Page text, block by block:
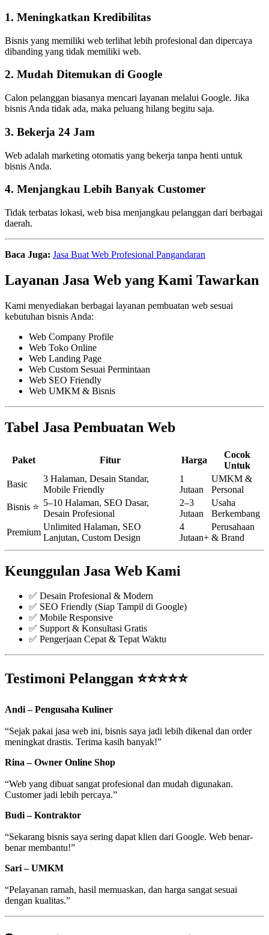
1. Meningkatkan Kredibilitas
Bisnis yang memiliki web terlihat lebih profesional dan dipercaya
dibanding yang tidak memiliki web.
2. Mudah Ditemukan di Google
Calon pelanggan biasanya mencari layanan melalui Google. Jika
bisnis Anda tidak ada, maka peluang hilang begitu saja.
3. Bekerja 24 Jam
Web adalah marketing otomatis yang bekerja tanpa henti untuk
bisnis Anda.
4. Menjangkau Lebih Banyak Customer
Tidak terbatas lokasi, web bisa menjangkau pelanggan dari berbagai
daerah.
Baca Juga: Jasa Buat Web Profesional Pangandaran
Layanan Jasa Web yang Kami Tawarkan
Kami menyediakan berbagai layanan pembuatan web sesuai
kebutuhan bisnis Anda:
Web Company Profile
Web Toko Online
Web Landing Page
Web Custom Sesuai Permintaan
Web SEO Friendly
Web UMKM & Bisnis
Tabel Jasa Pembuatan Web
Paket Fitur Harga
Cocok
Untuk
Basic
3 Halaman, Desain Standar,
Mobile Friendly
1
Jutaan
UMKM &
Personal
Bisnis ⭐ 5–10 Halaman, SEO Dasar,
Desain Profesional
2–3
Jutaan
Usaha
Berkembang
Premium
Unlimited Halaman, SEO
Lanjutan, Custom Design
4
Jutaan+
Perusahaan
& Brand
Keunggulan Jasa Web Kami
✅ Desain Profesional & Modern
✅ SEO Friendly (Siap Tampil di Google)
✅ Mobile Responsive
✅ Support & Konsultasi Gratis
✅ Pengerjaan Cepat & Tepat Waktu
Testimoni Pelanggan ⭐⭐⭐⭐⭐
Andi – Pengusaha Kuliner
“Sejak pakai jasa web ini, bisnis saya jadi lebih dikenal dan order
meningkat drastis. Terima kasih banyak!”
Rina – Owner Online Shop
“Web yang dibuat sangat profesional dan mudah digunakan.
Customer jadi lebih percaya.”
Budi – Kontraktor
“Sekarang bisnis saya sering dapat klien dari Google. Web benar-
benar membantu!”
Sari – UMKM
“Pelayanan ramah, hasil memuaskan, dan harga sangat sesuai
dengan kualitas.”